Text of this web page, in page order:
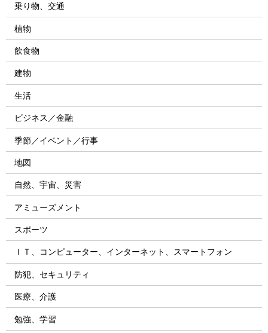
乗り物、交通
植物
飲食物
建物
生活
ビジネス／金融
季節／イベント／行事
地図
自然、宇宙、災害
アミューズメント
スポーツ
ＩＴ、コンピューター、インターネット、スマートフォン
防犯、セキュリティ
医療、介護
勉強、学習